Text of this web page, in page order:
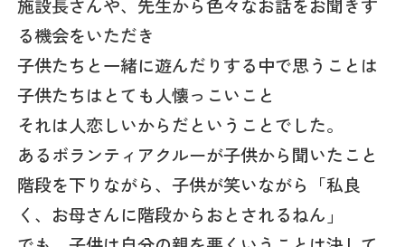
施設長さんや、先生から色々なお話をお聞きす
る機会をいただき
子供たちと一緒に遊んだりする中で思うことは
子供たちはとても人懐っこいこと
それは人恋しいからだということでした。
あるボランティアクルーが子供から聞いたこと
階段を下りながら、子供が笑いながら「私良
く、お母さんに階段からおとされるねん」